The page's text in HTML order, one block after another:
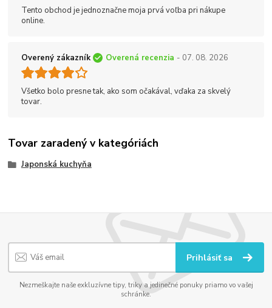
Tento obchod je jednoznačne moja prvá voľba pri nákupe
online.
Overený zákazník Overená recenzia - 07. 08. 2026
Všetko bolo presne tak, ako som očakával, vďaka za skvelý
tovar.
Tovar zaradený v kategóriách
Japonská kuchyňa
Prihlásiť sa
Nezmeškajte naše exkluzívne tipy, triky a jedinečné ponuky priamo vo vašej
schránke.